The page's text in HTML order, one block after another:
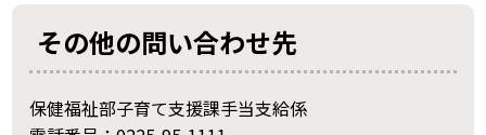
その他の問い合わせ先
保健福祉部子育て支援課手当支給係